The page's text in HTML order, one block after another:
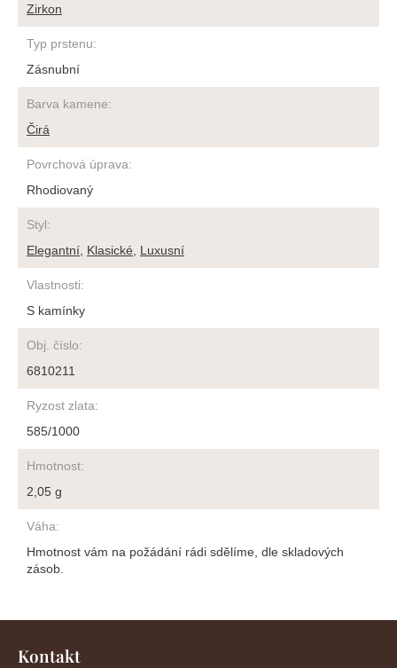
Zirkon
Typ prstenu:
Zásnubní
Barva kamene:
Čirá
Povrchová úprava:
Rhodiovaný
Styl:
Elegantní Klasické Luxusní
Vlastnosti:
S kamínky
Obj. číslo:
6810211
Ryzost zlata:
585/1000
Hmotnost:
2,05 g
Váha:
Hmotnost vám na požádání rádi sdělíme, dle skladových
zásob.
Kontakt